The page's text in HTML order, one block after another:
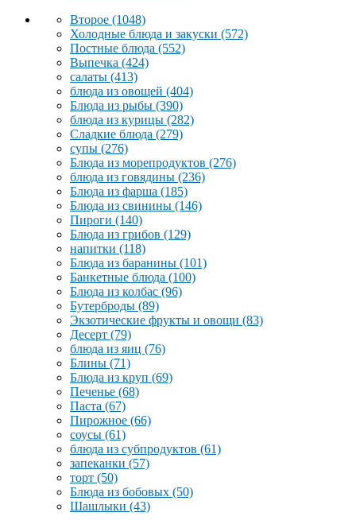
Второе (1048)
Холодные блюда и закуски (572)
Постные блюда (552)
Выпечка (424)
салаты (413)
блюда из овощей (404)
Блюда из рыбы (390)
блюда из курицы (282)
Сладкие блюда (279)
супы (276)
Блюда из морепродуктов (276)
блюда из говядины (236)
Блюда из фарша (185)
Блюда из свинины (146)
Пироги (140)
Блюда из грибов (129)
напитки (118)
Блюда из баранины (101)
Банкетные блюда (100)
Блюда из колбас (96)
Бутерброды (89)
Экзотические фрукты и овощи (83)
Десерт (79)
блюда из яиц (76)
Блины (71)
Блюда из круп (69)
Печенье (68)
Паста (67)
Пирожное (66)
соусы (61)
блюда из субпродуктов (61)
запеканки (57)
торт (50)
Блюда из бобовых (50)
Шашлыки (43)